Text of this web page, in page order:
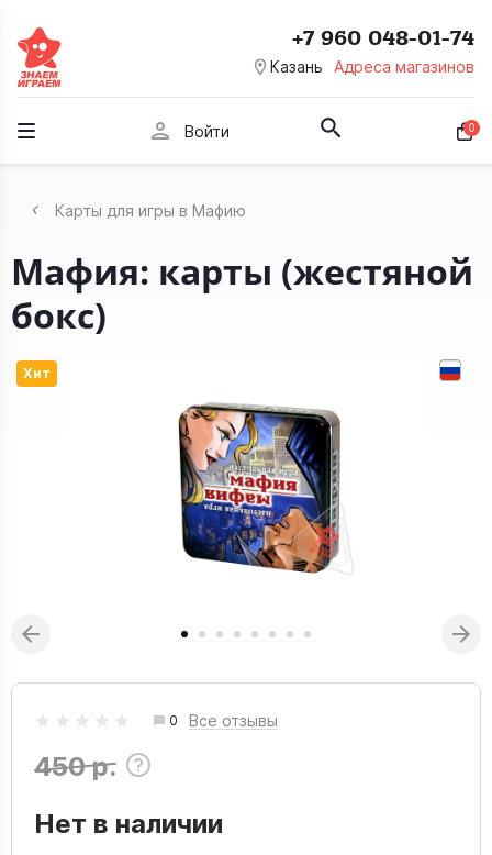
room Казань Адреса магазинов
+7 960 048-01-74
person Войти 0
Карты для игры в Мафию
Мафия: карты (жестяной
бокс)
Хит
0 Все отзывы
450 р.
Нет в наличии